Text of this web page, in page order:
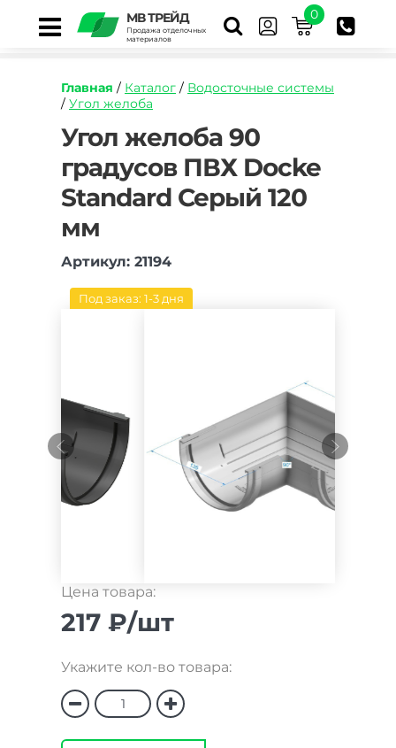
МВ ТРЕЙД
Продажа отделочных
материалов
0
Главная / Каталог / Водосточные системы
/ Угол желоба
https://mvtrade.ru/images/id/normal/ugol-
zheloba-
90-
gradusov-
pvkh-
standard-
120-
Угол желоба 90
градусов ПВХ Docke
Standard Серый 120
мм
Артикул: 21194
Под заказ: 1-3 дня
Цена товара:
217 ₽/шт
Укажите кол-во товара: